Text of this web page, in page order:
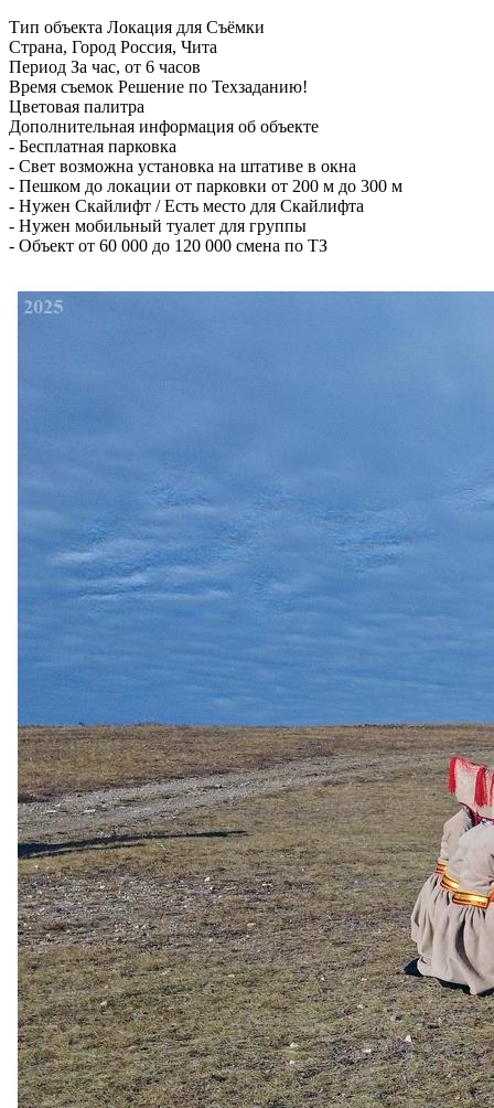
Тип объекта Локация для Съёмки
Страна, Город Россия, Чита
Период За час, от 6 часов
Время съемок Решение по Техзаданию!
Цветовая палитра
Дополнительная информация об объекте
- Бесплатная парковка
- Свет возможна установка на штативе в окна
- Пешком до локации от парковки от 200 м до 300 м
- Нужен Скайлифт / Есть место для Скайлифта
- Нужен мобильный туалет для группы
- Объект от 60 000 до 120 000 смена по ТЗ